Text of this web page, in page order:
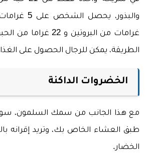
غرامات من البروتين و 22
الطريقة، يمكن للرجال الحصول على
الخضروات الداكنة
مع هذا الجانب من سمك السلمون،
طبق العشاء الخاص بك، وتريد إقرانه
الخضار.